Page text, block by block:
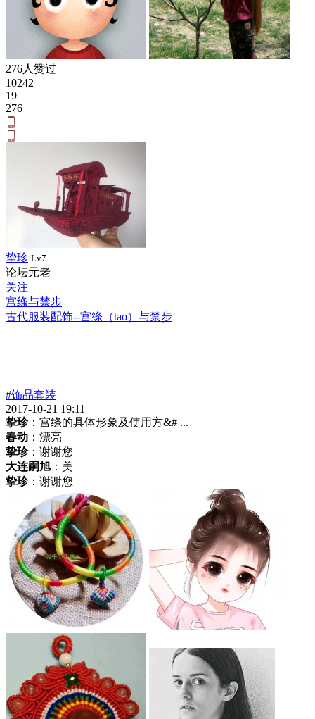
276人赞过
10242
19
276
挚珍 Lv7
论坛元老
关注
宫绦与禁步
古代服装配饰--宫绦（tao）与禁步
#饰品套装
2017-10-21 19:11
挚珍：宫绦的具体形象及使用方&# ...
春动 ：漂亮
挚珍：谢谢您
大连嗣旭 ：美
挚珍：谢谢您